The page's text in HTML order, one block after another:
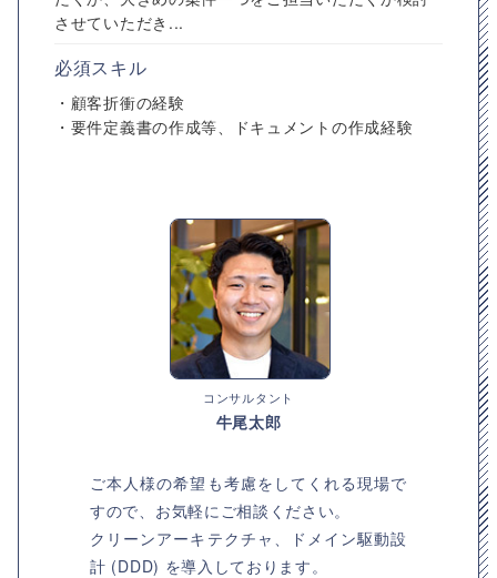
させていただき...
必須スキル
・顧客折衝の経験
・要件定義書の作成等、ドキュメントの作成経験
コンサルタント
牛尾太郎
ご本人様の希望も考慮をしてくれる現場で
すので、お気軽にご相談ください。
クリーンアーキテクチャ、ドメイン駆動設
計 (DDD) を導入しております。